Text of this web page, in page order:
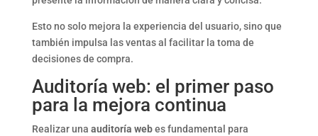
Esto no solo mejora la experiencia del usuario, sino que
también impulsa las ventas al facilitar la toma de
decisiones de compra.
Auditoría web: el primer paso
para la mejora continua
Realizar una auditoría webes fundamental para